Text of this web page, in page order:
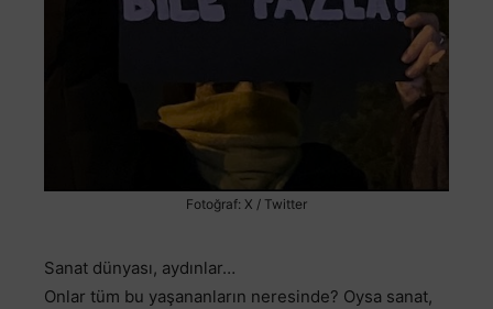
Fotoğraf: X / Twitter
Sanat dünyası, aydınlar…
Onlar tüm bu yaşananların neresinde? Oysa sanat,